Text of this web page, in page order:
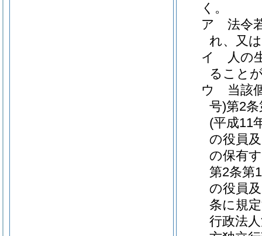
く。
ア
法令
れ、又
イ
人の
ること
ウ
当該
号)第2
(平成11
の役員
の保有
第2条第
の役員
条に規
行政法